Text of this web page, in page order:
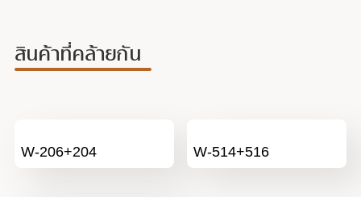
สินค้าที่คล้ายกัน
W-206+204 W-514+516